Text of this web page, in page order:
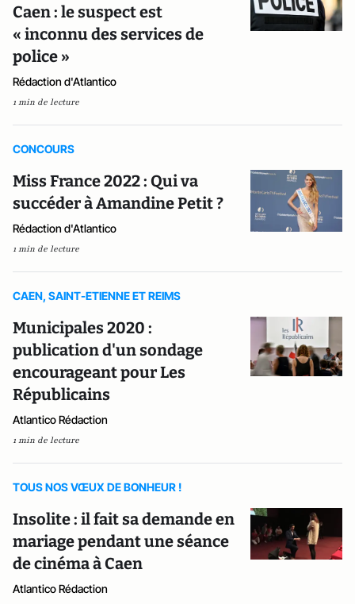
Caen : le suspect est
« inconnu des services de
police »
Rédaction d'Atlantico
1 min de lecture
CONCOURS
Miss France 2022 : Qui va
succéder à Amandine Petit ?
Rédaction d'Atlantico
1 min de lecture
CAEN, SAINT-ETIENNE ET REIMS
Municipales 2020 :
publication d'un sondage
encourageant pour Les
Républicains
Atlantico Rédaction
1 min de lecture
TOUS NOS VŒUX DE BONHEUR !
Insolite : il fait sa demande en
mariage pendant une séance
de cinéma à Caen
Atlantico Rédaction